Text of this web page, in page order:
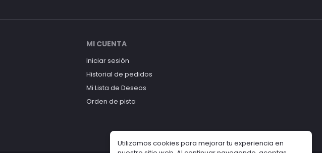
MI CUENTA
Iniciar sesión
Historial de pedidos
Mi Lista de Deseos
Orden de pista
Utilizamos cookies para mejorar tu experiencia en